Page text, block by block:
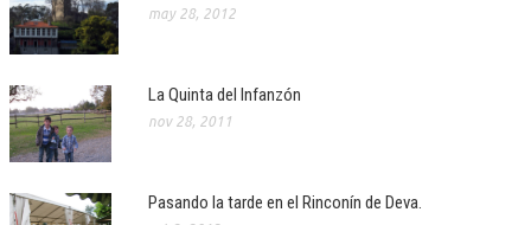
may 28, 2012
La Quinta del Infanzón
nov 28, 2011
Pasando la tarde en el Rinconín de Deva.